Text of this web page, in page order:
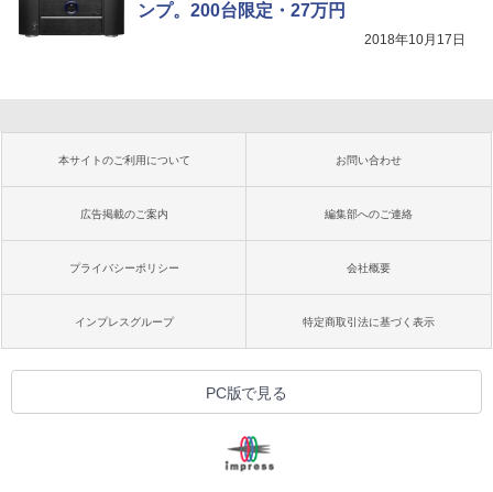
ンプ。200台限定・27万円
2018年10月17日
本サイトのご利用について お問い合わせ
広告掲載のご案内 編集部へのご連絡
プライバシーポリシー 会社概要
インプレスグループ 特定商取引法に基づく表示
PC版で見る